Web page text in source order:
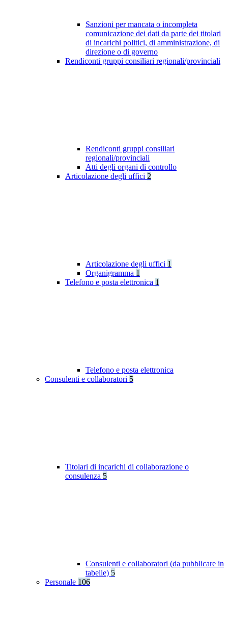
Sanzioni per mancata o incompleta
comunicazione dei dati da parte dei titolari
di incarichi politici, di amministrazione, di
direzione o di governo
Rendiconti gruppi consiliari regionali/provinciali
Rendiconti gruppi consiliari
regionali/provinciali
Atti degli organi di controllo
Articolazione degli uffici 2
Articolazione degli uffici 1
Organigramma 1
Telefono e posta elettronica 1
Telefono e posta elettronica
Consulenti e collaboratori 5
Titolari di incarichi di collaborazione o
consulenza 5
Consulenti e collaboratori (da pubblicare in
tabelle) 5
Personale 106